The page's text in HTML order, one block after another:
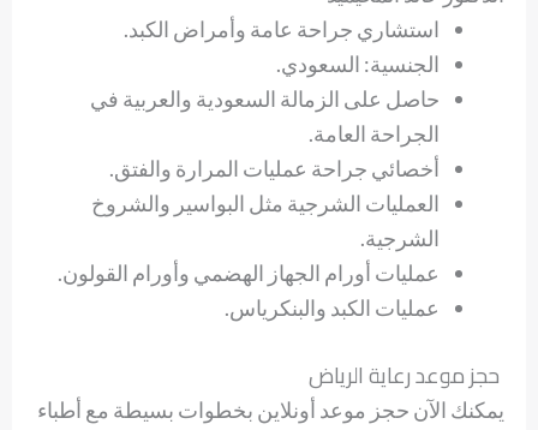
استشاري جراحة عامة وأمراض الكبد.
الجنسية: السعودي.
حاصل على الزمالة السعودية والعربية في
الجراحة العامة.
أخصائي جراحة عمليات المرارة والفتق.
العمليات الشرجية مثل البواسير والشروخ
الشرجية.
عمليات أورام الجهاز الهضمي وأورام القولون.
عمليات الكبد والبنكرياس.
حجز موعد رعاية الرياض
يمكنك الآن حجز موعد أونلاين بخطوات بسيطة مع أطباء